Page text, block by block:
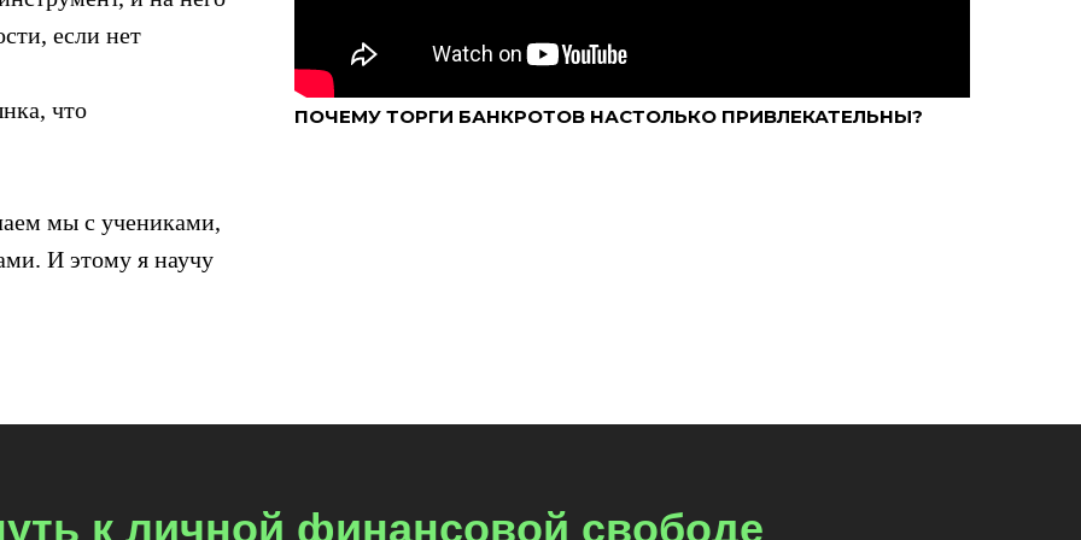
если нет
что
мы с учениками,
И этому я научу
ПОЧЕМУ ТОРГИ БАНКРОТОВ НАСТОЛЬКО ПРИВЛЕКАТЕЛЬНЫ?
к личной финансовой свободе